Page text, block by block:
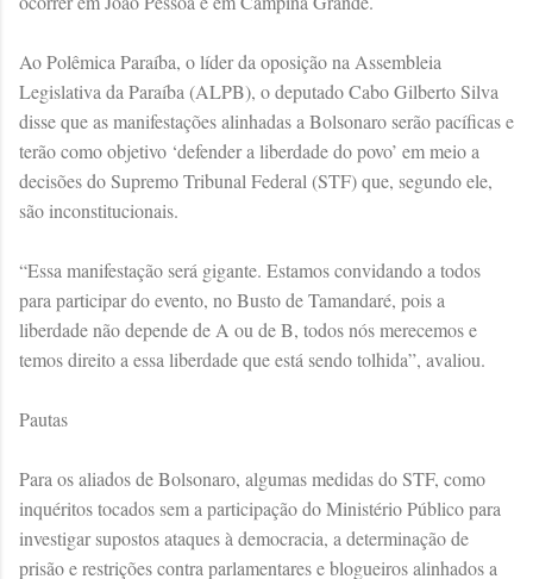
Ao Polêmica Paraíba, o líder da oposição na Assembleia
Legislativa da Paraíba (ALPB), o deputado Cabo Gilberto Silva
disse que as manifestações alinhadas a Bolsonaro serão pacíficas e
terão como objetivo ‘defender a liberdade do povo’ em meio a
decisões do Supremo Tribunal Federal (STF) que, segundo ele,
são inconstitucionais.
“Essa manifestação será gigante. Estamos convidando a todos
para participar do evento, no Busto de Tamandaré, pois a
liberdade não depende de A ou de B, todos nós merecemos e
temos direito a essa liberdade que está sendo tolhida”, avaliou.
Pautas
Para os aliados de Bolsonaro, algumas medidas do STF, como
inquéritos tocados sem a participação do Ministério Público para
investigar supostos ataques à democracia, a determinação de
prisão e restrições contra parlamentares e blogueiros alinhados a